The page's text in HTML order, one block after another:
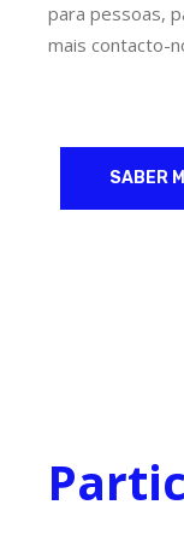
para pessoas,
mais contacto-
SABER